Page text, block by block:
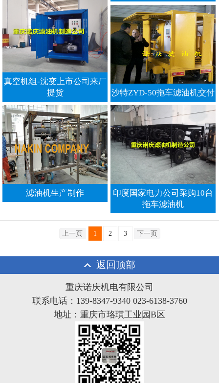
真空机组-沈变上市公司来厂
提货
沙特ZYD-50拖车滤油机交付
滤油机生产制作
印度国家电力公司采购10台
拖车滤油机
上一页 1 2 3 下一页
返回顶部
重庆诺庆机电有限公司
联系电话：139-8347-9340 023-6138-3760
地址：重庆市珞璜工业园B区